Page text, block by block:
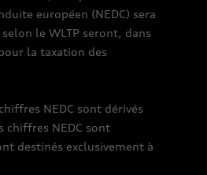
européen (NEDC) sera
le WLTP seront, dans
la taxation des
NEDC sont dérivés
chiffres NEDC sont
destinés exclusivement à